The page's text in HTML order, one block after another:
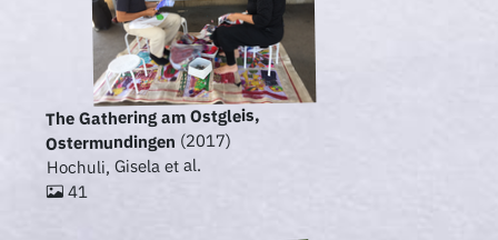
The Gathering am Ostgleis,
Ostermundingen (2017)
Hochuli, Gisela et al.
41